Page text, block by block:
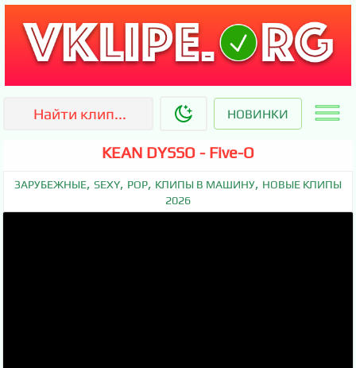
НОВИНКИ
KEAN DYSSO - Five-O
ЗАРУБЕЖНЫЕ, SEXY, POP, КЛИПЫ В МАШИНУ, НОВЫЕ КЛИПЫ
2026